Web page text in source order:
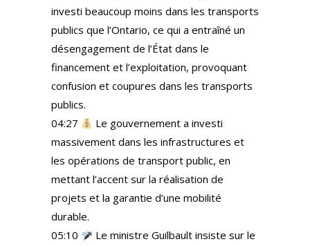
investi beaucoup moins dans les transports
publics que l’Ontario, ce qui a entraîné un
désengagement de l’État dans le
financement et l’exploitation, provoquant
confusion et coupures dans les transports
publics.
04:27
Le gouvernement a investi
massivement dans les infrastructures et
les opérations de transport public, en
mettant l’accent sur la réalisation de
projets et la garantie d’une mobilité
durable.
05:10
Le ministre Guilbault insiste sur le